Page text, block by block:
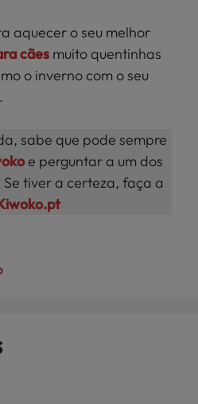
aquecer o seu melhor
cães muito quentinhas
o inverno com o seu
sabe que pode sempre
e perguntar a um dos
Se tiver a certeza, faça a